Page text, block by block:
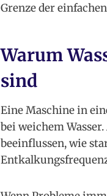
Grenze der
Warum
sind
Eine Maschine in
bei weichem
beeinflussen, wie